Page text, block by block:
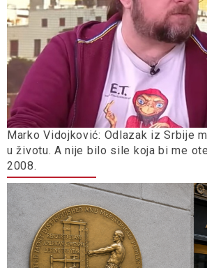
Marko Vidojković: Odlazak iz Srbije
u životu. A nije bilo sile koja bi me
2008.